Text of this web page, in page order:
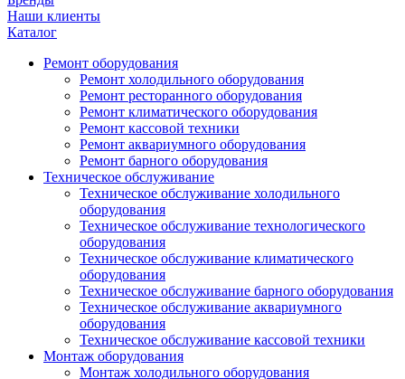
Наши клиенты
Каталог
Ремонт оборудования
Ремонт холодильного оборудования
Ремонт ресторанного оборудования
Ремонт климатического оборудования
Ремонт кассовой техники
Ремонт аквариумного оборудования
Ремонт барного оборудования
Техническое обслуживание
Техническое обслуживание холодильного
оборудования
Техническое обслуживание технологического
оборудования
Техническое обслуживание климатического
оборудования
Техническое обслуживание барного оборудования
Техническое обслуживание аквариумного
оборудования
Техническое обслуживание кассовой техники
Монтаж оборудования
Монтаж холодильного оборудования